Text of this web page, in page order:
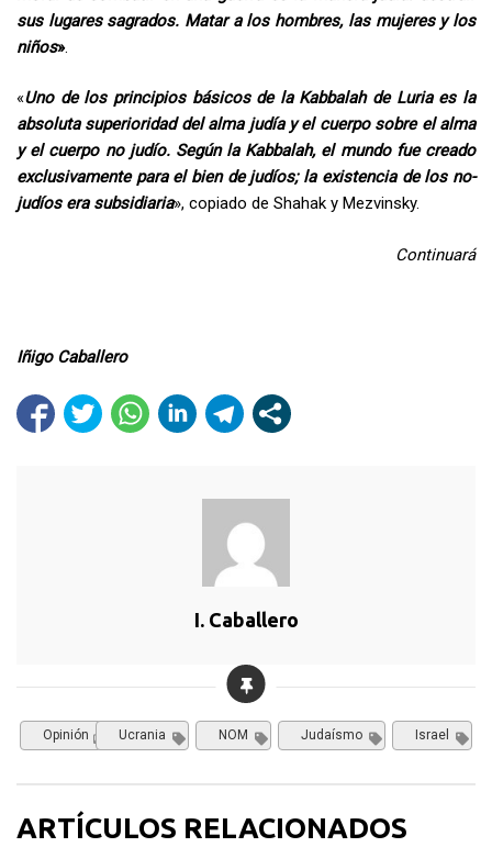
sus lugares sagrados. Matar a los hombres, las mujeres y los
niños».
«Uno de los principios básicos de la Kabbalah de Luria es la
absoluta superioridad del alma judía y el cuerpo sobre el alma
y el cuerpo no judío. Según la Kabbalah, el mundo fue creado
exclusivamente para el bien de judíos; la existencia de los no-
judíos era subsidiaria», copiado de Shahak y Mezvinsky.
Continuará
Iñigo Caballero
I. Caballero
Opinión Israel
Judaísmo
NOM
Ucrania
ARTÍCULOS RELACIONADOS